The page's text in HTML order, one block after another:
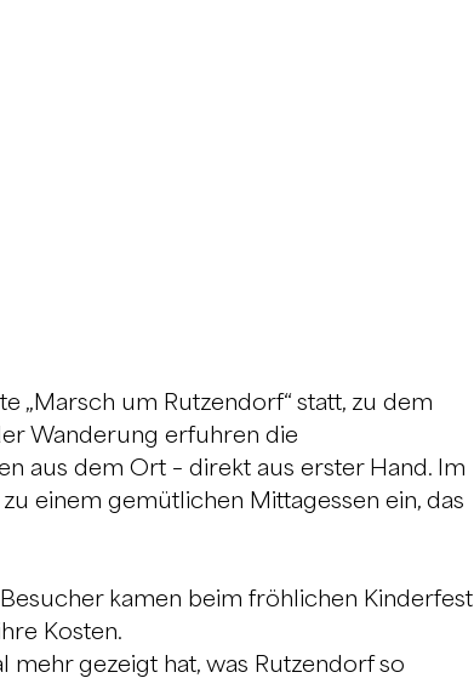
„Marsch um Rutzendorf“ statt, zu dem
Wanderung erfuhren die
aus dem Ort – direkt aus erster Hand. Im
einem gemütlichen Mittagessen ein, das
kamen beim fröhlichen Kinderfest
Kosten.
gezeigt hat, was Rutzendorf so